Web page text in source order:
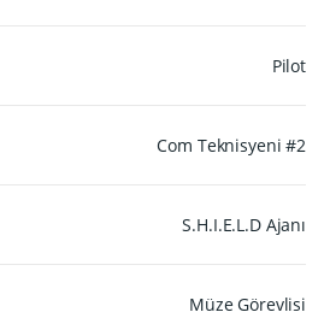
Pilot
Com Teknisyeni #2
S.H.I.E.L.D Ajanı
Müze Görevlisi